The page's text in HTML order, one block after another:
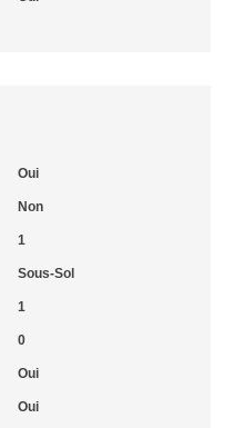
Oui
Non
1
Sous-Sol
1
0
Oui
Oui